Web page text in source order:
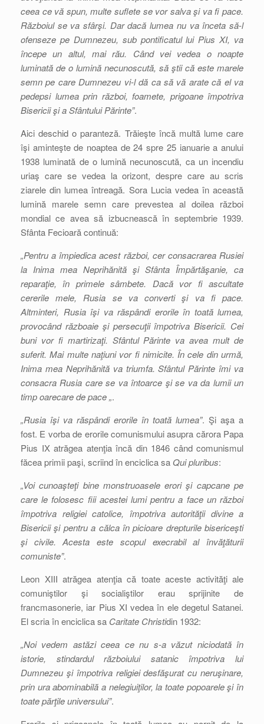
ceea ce vă spun, multe suflete se vor salva şi va fi pace.
Războiul se va sfârşi. Dar dacă lumea nu va înceta să-l
ofenseze pe Dumnezeu, sub pontificatul lui Pius XI, va
începe un altul, mai rău. Când vei vedea o noapte
luminată de o lumină necunoscută, să ştii că este marele
semn pe care Dumnezeu vi-l dă ca să vă arate că el va
pedepsi lumea prin război, foamete, prigoane împotriva
Bisericii şi a Sfântului Părinte”.
Aici deschid o paranteză. Trăieşte încă multă lume care
îşi aminteşte de noaptea de 24 spre 25 ianuarie a anului
1938 luminată de o lumină necunoscută, ca un incendiu
uriaş care se vedea la orizont, despre care au scris
ziarele din lumea întreagă. Sora Lucia vedea în această
lumină marele semn care prevestea al doilea război
mondial ce avea să izbucnească în septembrie 1939.
Sfânta Fecioară continuă:
„Pentru a împiedica acest război, cer consacrarea Rusiei
la Inima mea Neprihănită şi Sfânta Împărtăşanie, ca
reparaţie, în primele sâmbete. Dacă vor fi ascultate
cererile mele, Rusia se va converti şi va fi pace.
Altminteri, Rusia îşi va răspândi erorile în toată lumea,
provocând războaie şi persecuţii împotriva Bisericii. Cei
buni vor fi martirizaţi. Sfântul Părinte va avea mult de
suferit. Mai multe naţiuni vor fi nimicite. În cele din urmă,
Inima mea Neprihănită va triumfa. Sfântul Părinte îmi va
consacra Rusia care se va întoarce şi se va da lumii un
timp oarecare de pace „.
„Rusia îşi va răspândi erorile în toată lumea”. Şi aşa a
fost. E vorba de erorile comunismului asupra cărora Papa
Pius IX atrăgea atenţia încă din 1846 când comunismul
făcea primii paşi, scriind în enciclica sa Qui pluribus:
„Voi cunoaşteţi bine monstruoasele erori şi capcane pe
care le folosesc fiii acestei lumi pentru a face un război
împotriva religiei catolice, împotriva autorităţii divine a
Bisericii şi pentru a călca în picioare drepturile bisericeşti
şi civile. Acesta este scopul execrabil al învăţăturii
comuniste”.
Leon XIII atrăgea atenţia că toate aceste activităţi ale
comuniştilor şi socialiştilor erau sprijinite de
francmasonerie, iar Pius XI vedea în ele degetul Satanei.
El scria în enciclica sa Caritate Christidin 1932:
„Noi vedem astăzi ceea ce nu s-a văzut niciodată în
istorie, stindardul războiului satanic împotriva lui
Dumnezeu şi împotriva religiei desfăşurat cu neruşinare,
prin ura abominabilă a nelegiuiţilor, la toate popoarele şi în
toate părţile universului”.